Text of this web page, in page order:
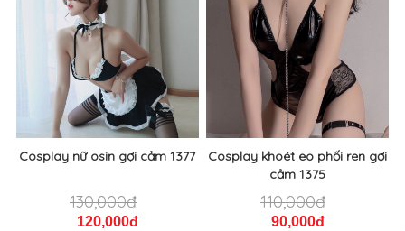
Cosplay nữ osin gợi cảm 1377
130,000đ
120,000đ
Cosplay khoét eo phối ren gợi
cảm 1375
110,000đ
90,000đ